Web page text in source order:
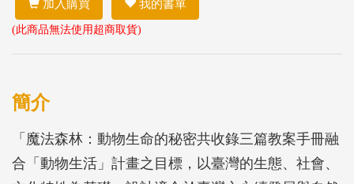
加入購買 我的書單
(此商品無法使用超商取貨)
簡介
「魔法森林：動物生命的秘密共收錄三篇教案手冊融
合「動物生活」計畫之目標，以臺灣的生態、社會、